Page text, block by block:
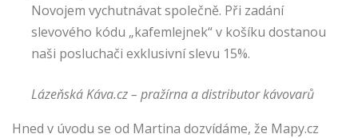
Novojem vychutnávat společně. Při zadání
slevového kódu „kafemlejnek“ v košíku dostanou
naši posluchači exklusivní slevu 15%.
Lázeňská Káva.cz – pražírna a distributor kávovarů
Hned v úvodu se od Martina dozvídáme, že Mapy.cz